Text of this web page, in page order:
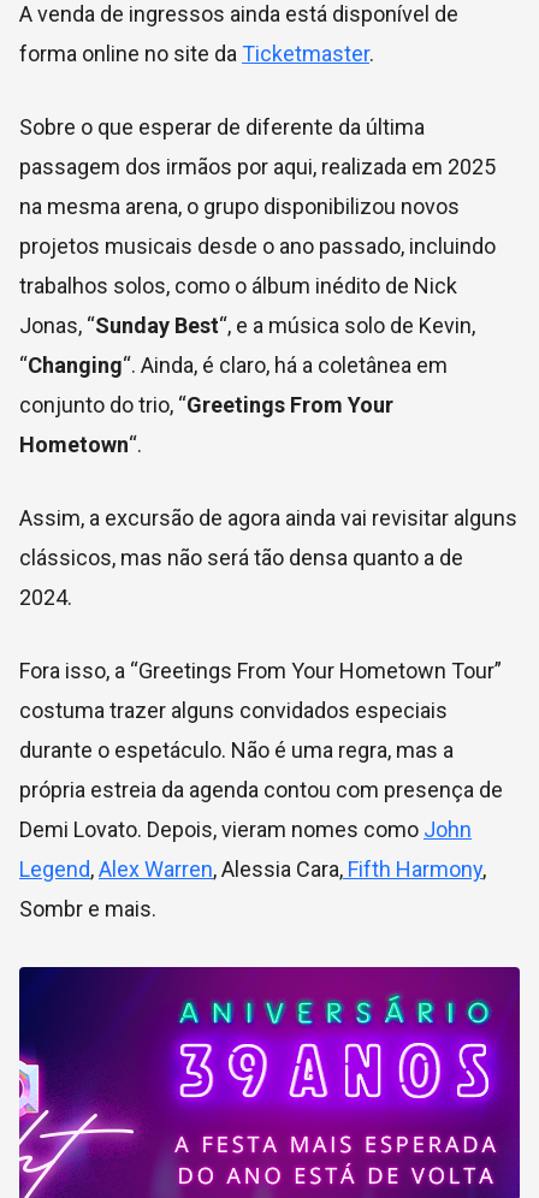
A venda de ingressos ainda está disponível de
forma online no site daTicketmaster.
Sobre o que esperar de diferente da última
passagem dos irmãos por aqui, realizada em 2025
na mesma arena, o grupo disponibilizou novos
projetos musicais desde o ano passado, incluindo
trabalhos solos, como o álbum inédito de Nick
Jonas, “Sunday Best“, e a música solo de Kevin,
“Changing“. Ainda, é claro, há a coletânea em
conjunto do trio, “Greetings From Your
Hometown“.
Assim, a excursão de agora ainda vai revisitar alguns
clássicos, mas não será tão densa quanto a de
2024.
Fora isso, a “Greetings From Your Hometown Tour”
costuma trazer alguns convidados especiais
durante o espetáculo. Não é uma regra, mas a
própria estreia da agenda contou com presença de
Demi Lovato. Depois, vieram nomes como John
Legend,Alex Warren, Alessia Cara, Fifth Harmony,
Sombr e mais.